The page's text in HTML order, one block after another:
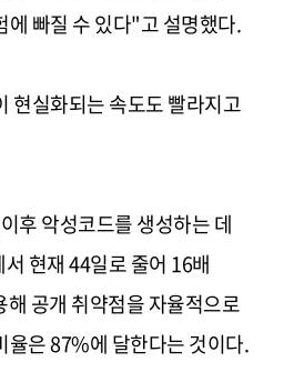
에 빠질 수 있다"고 설명했다.
현실화되는 속도도 빨라지고
후 악성코드를 생성하는 데
현재 44일로 줄어 16배
공개 취약점을 자율적으로
율은 87%에 달한다는 것이다.